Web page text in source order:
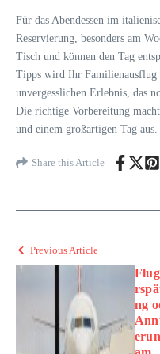
Für das Abendessen im
Reservierung, besonders am
Tisch und können den Tag
Tipps wird Ihr Familienausflug
unvergesslichen Erlebnis, das
Die richtige Vorbereitung
und einem großartigen Tag aus.
Share this Article
Previous Article
ng